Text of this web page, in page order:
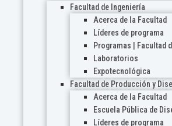
Facultad de Ingeniería
Acerca de la Facultad
Líderes de programa
Programas | Facultad
Laboratorios
Expotecnológica
Facultad de Producción y
Acerca de la Facultad
Escuela Pública de
Líderes de programa